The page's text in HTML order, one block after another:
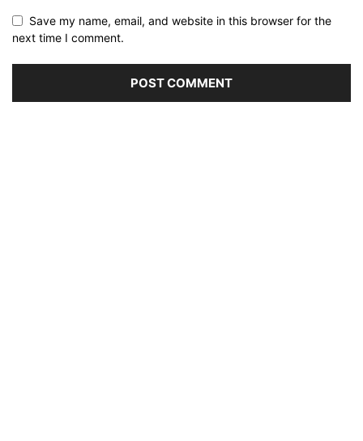
Save my name, email, and website in this browser for the
next time I comment.